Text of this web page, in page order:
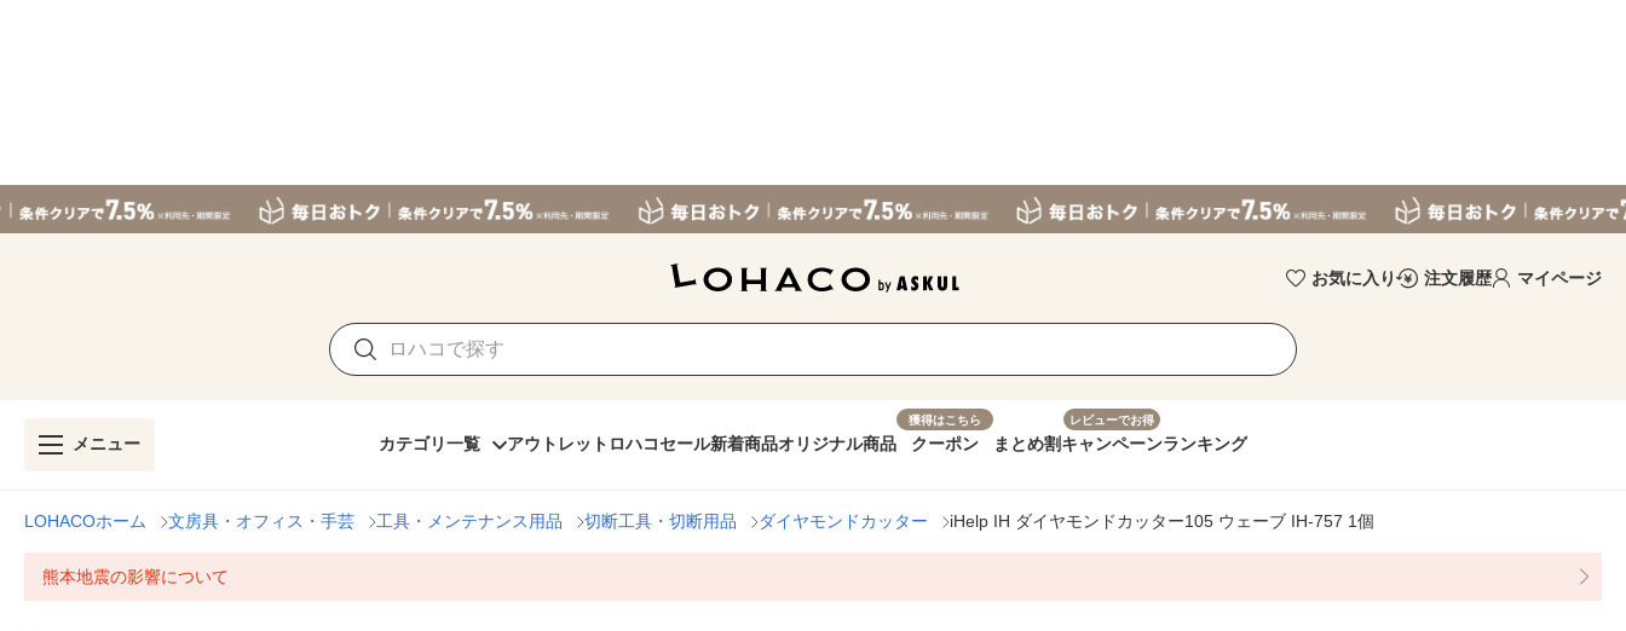
お気に入り 注文履歴 マイページ
メニュー カテゴリ一覧 アウトレット ロハコセール新着商品オリジナル商品
獲得はこちら
クーポン まとめ割
レビューでお得
キャンペーンランキング
LOHACOホーム 文房具・オフィス・手芸 工具・メンテナンス用品 切断工具・切断用品 ダイヤモンドカッター iHelp IH ダイヤモンドカッター105 ウェーブ IH-757 1個
熊本地震の影響について